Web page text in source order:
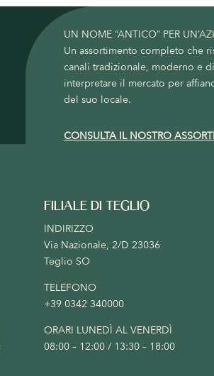
UN NOME “ANTICO” PER
Un assortimento completo che
canali tradizionale, moderno e
interpretare il mercato per
del suo locale.
CONSULTA IL NOSTRO
FILIALE DI TEGLIO
INDIRIZZO
Via Nazionale, 2/D 23036
Teglio SO
TELEFONO
+39 0342 340000
ORARI LUNEDÌ AL VENERDÌ
08:00 – 12:00 / 13:30 – 18:00